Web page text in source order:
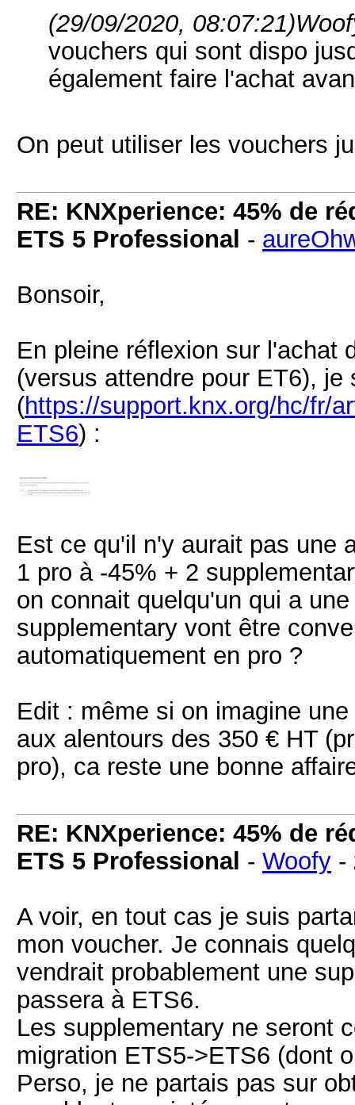
(29/09/2020, 08:07:21)
vouchers qui sont dispo
également faire l'achat
On peut utiliser les vouchers
RE: KNXperience: 45% de
ETS 5 Professional -
Bonsoir,
En pleine réflexion sur l'achat
(versus attendre pour ET6),
(https://support.knx.org/hc/fr/
ETS6) :
Est ce qu'il n'y aurait pas une
1 pro à -45% + 2
on connait quelqu'un qui a
supplementary vont être
automatiquement en pro ?
Edit : même si on imagine
aux alentours des 350 € HT
pro), ca reste une bonne
RE: KNXperience: 45% de
ETS 5 Professional - Woofy -
A voir, en tout cas je suis
mon voucher. Je connais
vendrait probablement une
passera à ETS6.
Les supplementary ne seront
migration ETS5->ETS6 (dont
Perso, je ne partais pas sur